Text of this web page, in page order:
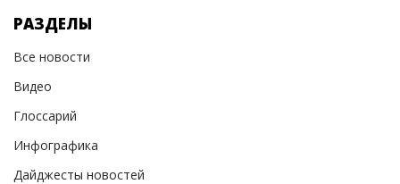
РАЗДЕЛЫ
Все новости
Видео
Глоссарий
Инфографика
Дайджесты новостей